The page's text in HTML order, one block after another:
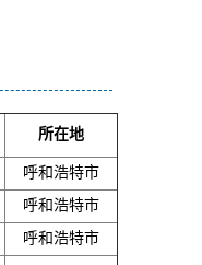
所在地
呼和浩特市
呼和浩特市
呼和浩特市